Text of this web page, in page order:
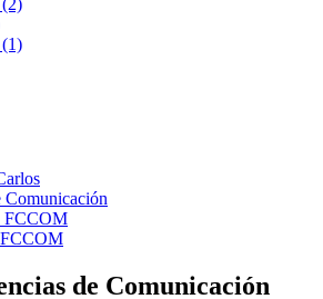
(1)
Comunicación
FCCOM
FCCOM
de Comunicación